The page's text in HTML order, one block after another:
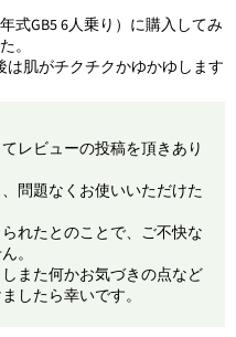
式GB5 6人乗り）に購入してみ
。
は肌がチクチクかゆかゆします
レビューの投稿を頂きあり
問題なくお使いいただけた
れたとのことで、ご不快な
。
また何かお気づきの点など
したら幸いです。